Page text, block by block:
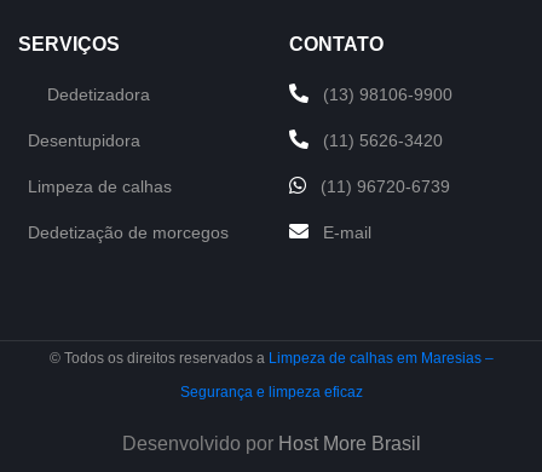
SERVIÇOS
Dedetizadora
Desentupidora
Limpeza de calhas
Dedetização de morcegos
CONTATO
(13) 98106-9900
(11) 5626-3420
(11) 96720-6739
E-mail
© Todos os direitos reservados a Limpeza de calhas em Maresias –
Segurança e limpeza eficaz
Desenvolvido por Host More Brasil